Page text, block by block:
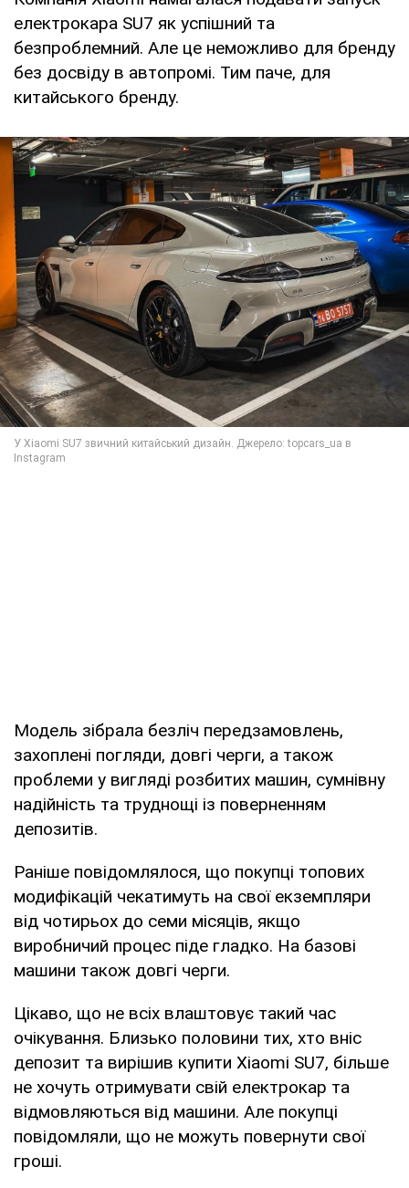
електрокара SU7 як успішний та
безпроблемний. Але це неможливо для бренду
без досвіду в автопромі. Тим паче, для
китайського бренду.
Модель зібрала безліч передзамовлень,
захоплені погляди, довгі черги, а також
проблеми у вигляді розбитих машин, сумнівну
надійність та труднощі із поверненням
депозитів.
Раніше повідомлялося, що покупці топових
модифікацій чекатимуть на свої екземпляри
від чотирьох до семи місяців, якщо
виробничий процес піде гладко. На базові
машини також довгі черги.
Цікаво, що не всіх влаштовує такий час
очікування. Близько половини тих, хто вніс
депозит та вирішив купити Xiaomi SU7, більше
не хочуть отримувати свій електрокар та
відмовляються від машини. Але покупці
повідомляли, що не можуть повернути свої
гроші.